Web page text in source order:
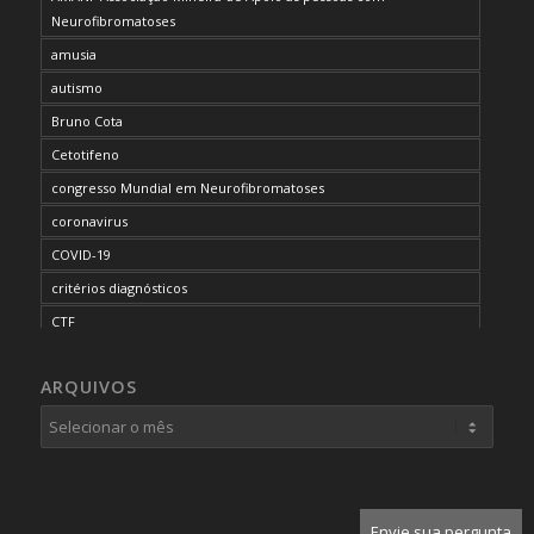
Neurofibromatoses
amusia
autismo
Bruno Cota
Cetotifeno
congresso Mundial em Neurofibromatoses
coronavirus
COVID-19
critérios diagnósticos
CTF
desordem do processamento auditivo
diagnóstico
dificuldades cognitivas
ARQUIVOS